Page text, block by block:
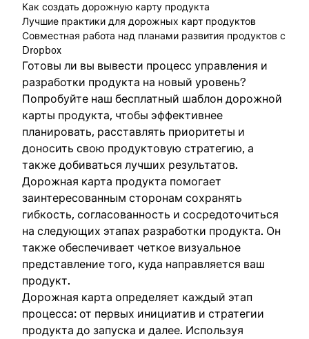
Как создать дорожную карту продукта
Лучшие практики для дорожных карт продуктов
Совместная работа над планами развития продуктов с
Dropbox
Готовы ли вы вывести процесс управления и
разработки продукта на новый уровень?
Попробуйте наш бесплатный шаблон дорожной
карты продукта, чтобы эффективнее
планировать, расставлять приоритеты и
доносить свою продуктовую стратегию, а
также добиваться лучших результатов.
Дорожная карта продукта помогает
заинтересованным сторонам сохранять
гибкость, согласованность и сосредоточиться
на следующих этапах разработки продукта. Он
также обеспечивает четкое визуальное
представление того, куда направляется ваш
продукт.
Дорожная карта определяет каждый этап
процесса: от первых инициатив и стратегии
продукта до запуска и далее. Используя